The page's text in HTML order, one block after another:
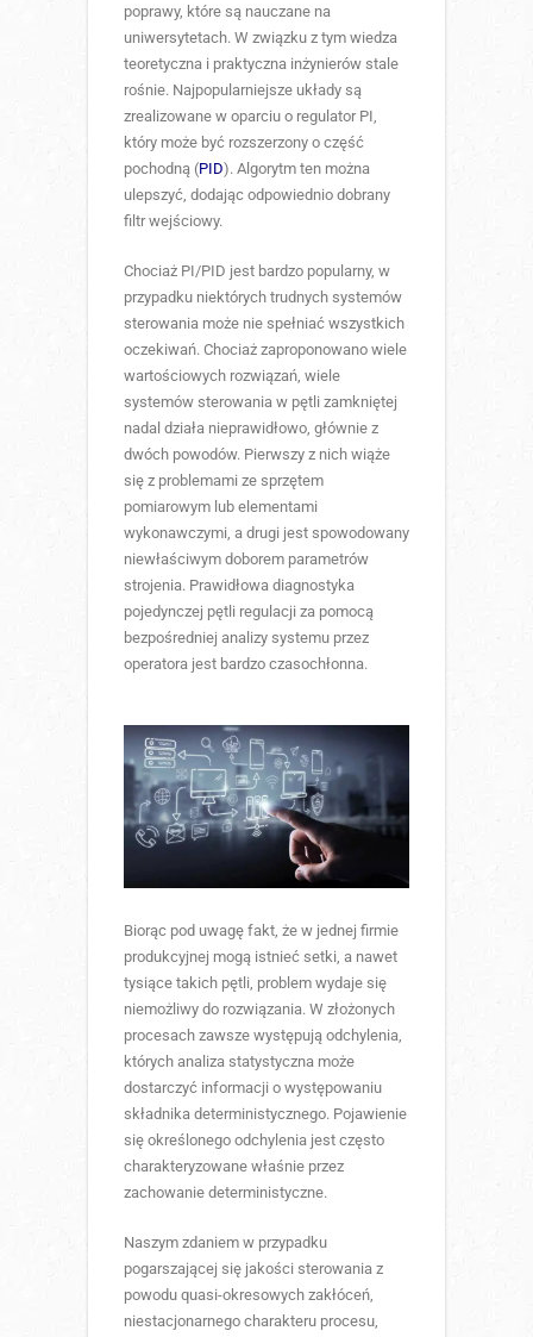
poprawy, które są nauczane na
uniwersytetach. W związku z tym wiedza
teoretyczna i praktyczna inżynierów stale
rośnie. Najpopularniejsze układy są
zrealizowane w oparciu o regulator PI,
który może być rozszerzony o część
pochodną (PID). Algorytm ten można
ulepszyć, dodając odpowiednio dobrany
filtr wejściowy.
Chociaż PI/PID jest bardzo popularny, w
przypadku niektórych trudnych systemów
sterowania może nie spełniać wszystkich
oczekiwań. Chociaż zaproponowano wiele
wartościowych rozwiązań, wiele
systemów sterowania w pętli zamkniętej
nadal działa nieprawidłowo, głównie z
dwóch powodów. Pierwszy z nich wiąże
się z problemami ze sprzętem
pomiarowym lub elementami
wykonawczymi, a drugi jest spowodowany
niewłaściwym doborem parametrów
strojenia. Prawidłowa diagnostyka
pojedynczej pętli regulacji za pomocą
bezpośredniej analizy systemu przez
operatora jest bardzo czasochłonna.
Biorąc pod uwagę fakt, że w jednej firmie
produkcyjnej mogą istnieć setki, a nawet
tysiące takich pętli, problem wydaje się
niemożliwy do rozwiązania. W złożonych
procesach zawsze występują odchylenia,
których analiza statystyczna może
dostarczyć informacji o występowaniu
składnika deterministycznego. Pojawienie
się określonego odchylenia jest często
charakteryzowane właśnie przez
zachowanie deterministyczne.
Naszym zdaniem w przypadku
pogarszającej się jakości sterowania z
powodu quasi-okresowych zakłóceń,
niestacjonarnego charakteru procesu,